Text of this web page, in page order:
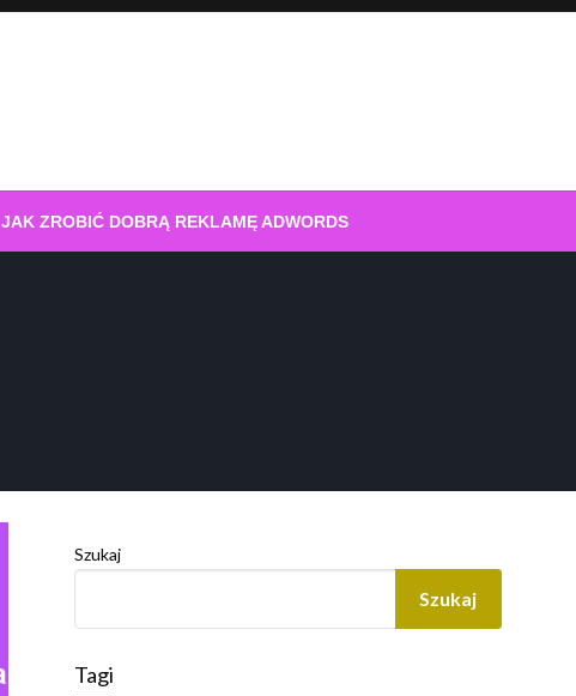
JAK ZROBIĆ DOBRĄ REKLAMĘ ADWORDS
Szukaj
Szukaj
Tagi